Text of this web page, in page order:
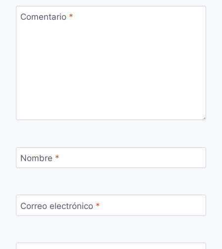
Comentario *
Nombre *
Correo electrónico *